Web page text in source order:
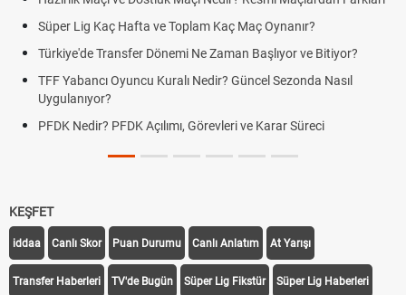
Süper Lig Kaç Hafta ve Toplam Kaç Maç Oynanır?
Türkiye'de Transfer Dönemi Ne Zaman Başlıyor ve Bitiyor?
TFF Yabancı Oyuncu Kuralı Nedir? Güncel Sezonda Nasıl
Uygulanıyor?
PFDK Nedir? PFDK Açılımı, Görevleri ve Karar Süreci
KEŞFET
iddaa Canlı Skor Puan Durumu Canlı Anlatım At Yarışı
Transfer Haberleri TV'de Bugün Süper Lig Fikstür Süper Lig Haberleri